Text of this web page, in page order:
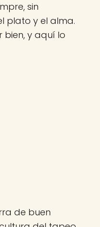
sin
plato y el alma.
bien, y aquí lo
de buen